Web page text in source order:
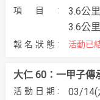
3.6公
3.6公
活動已
03/14(
大仁 60：一甲子傳